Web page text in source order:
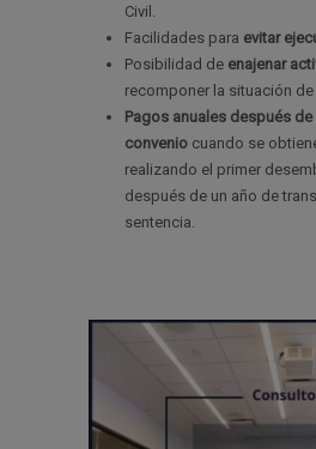
Civil.
Facilidades para evitar
Posibilidad de enajenar
recomponer la situación
Pagos anuales después de
convenio cuando se
realizando el primer
después de un año de
sentencia.